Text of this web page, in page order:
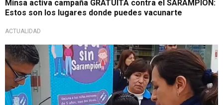
Minsa activa campaña GRATUITA contra el SARAMPIÓN:
Estos son los lugares donde puedes vacunarte
ACTUALIDAD
¿Tu región en la lista?